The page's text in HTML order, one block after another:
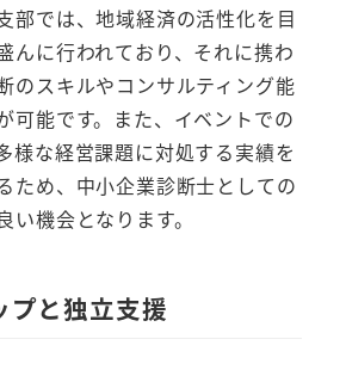
部では、地域経済の活性化を目
んに行われており、それに携わ
のスキルやコンサルティング能
可能です。また、イベントでの
様な経営課題に対処する実績を
ため、中小企業診断士としての
い機会となります。
プと独立支援